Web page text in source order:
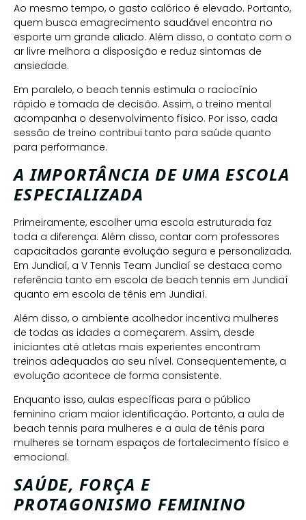
Ao mesmo tempo, o gasto calórico é elevado. Portanto,
quem busca emagrecimento saudável encontra no
esporte um grande aliado. Além disso, o contato com o
ar livre melhora a disposição e reduz sintomas de
ansiedade.
Em paralelo, o beach tennis estimula o raciocínio
rápido e tomada de decisão. Assim, o treino mental
acompanha o desenvolvimento físico. Por isso, cada
sessão de treino contribui tanto para saúde quanto
para performance.
A IMPORTÂNCIA DE UMA ESCOLA
ESPECIALIZADA
Primeiramente, escolher uma escola estruturada faz
toda a diferença. Além disso, contar com professores
capacitados garante evolução segura e personalizada.
Em Jundiaí, a V Tennis Team Jundiaí se destaca como
referência tanto em escola de beach tennis em Jundiaí
quanto em escola de tênis em Jundiaí.
Além disso, o ambiente acolhedor incentiva mulheres
de todas as idades a começarem. Assim, desde
iniciantes até atletas mais experientes encontram
treinos adequados ao seu nível. Consequentemente, a
evolução acontece de forma consistente.
Enquanto isso, aulas específicas para o público
feminino criam maior identificação. Portanto, a aula de
beach tennis para mulheres e a aula de tênis para
mulheres se tornam espaços de fortalecimento físico e
emocional.
SAÚDE, FORÇA E
PROTAGONISMO FEMININO